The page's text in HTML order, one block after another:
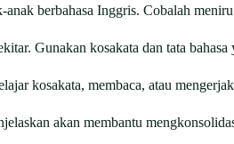
berbahasa Inggris. Cobalah
Gunakan kosakata dan tata bahasa
kosakata, membaca, atau
akan membantu